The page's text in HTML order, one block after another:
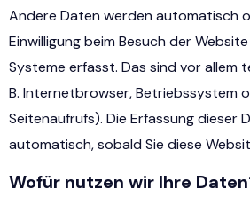
Andere Daten werden automatisch
Einwilligung beim Besuch der
Systeme erfasst. Das sind vor allem
B. Internetbrowser, Betriebssystem
Seitenaufrufs). Die Erfassung dieser
automatisch, sobald Sie diese
Wofür nutzen wir Ihre